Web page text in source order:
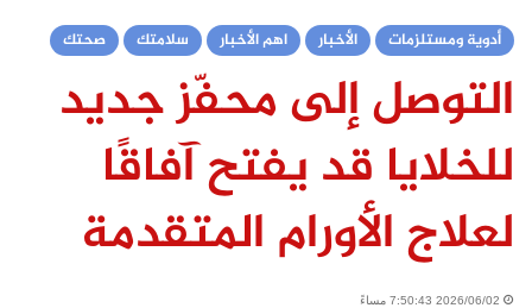
أدوية ومستلزمات الأخبار اهم الأخبار سلامتك صحتك
التوصل إلى محفّز جديد
للخلايا قد يفتح آفاقًا
لعلاج الأورام المتقدمة
2026/06/02 7:50:43 مساءً